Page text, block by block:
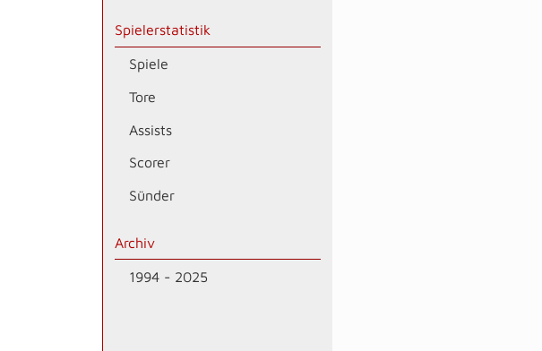
Spielerstatistik
Spiele
Tore
Assists
Scorer
Sünder
Archiv
1994 - 2025